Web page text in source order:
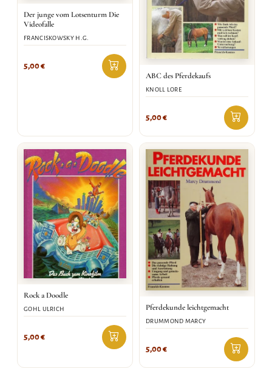
Der junge vom Lotsenturm Die
Videofalle
FRANCISKOWSKY H.G.
5,00€
ABC des Pferdekaufs
KNOLL LORE
5,00€
Rock a Doodle
GOHL ULRICH
5,00€
Pferdekunde leichtgemacht
DRUMMOND MARCY
5,00€